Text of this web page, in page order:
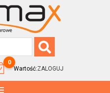
0
Wartość:ZALOGUJ